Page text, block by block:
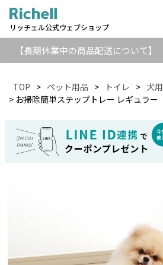
リッチェル公式ウェブショップ
【長期休業中の商品配送について】
TOP ペット用品 トイレ
犬用
お掃除簡単ステップトレー レギュラー